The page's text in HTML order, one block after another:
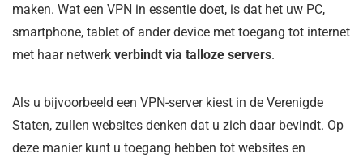
maken. Wat een VPN in essentie doet, is dat het uw PC,
smartphone, tablet of ander device met toegang tot internet
met haar netwerk verbindt via talloze servers.
Als u bijvoorbeeld een VPN-server kiest in de Verenigde
Staten, zullen websites denken dat u zich daar bevindt. Op
deze manier kunt u toegang hebben tot websites en